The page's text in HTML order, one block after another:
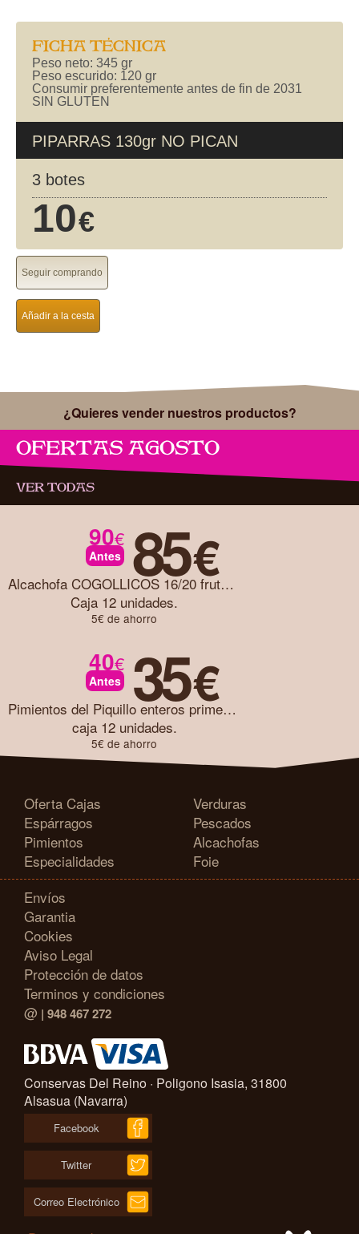
FICHA TÉCNICA
Peso neto: 345 gr
Peso escurido: 120 gr
Consumir preferentemente antes de fin de 2031
SIN GLUTEN
PIPARRAS 130gr NO PICAN
3 botes
10€
Seguir comprando
Añadir a la cesta
¿Quieres vender nuestros productos?
OFERTAS AGOSTO
VER TODAS
90€
Antes 85€ Alcachofa COGOLLICOS 16/20 frutos caja 12 unidades
Caja 12 unidades.
5€ de ahorro
40€
Antes 35€ Pimientos del Piquillo enteros primera caja 12 unidades
caja 12 unidades.
5€ de ahorro
Oferta Cajas
Espárragos
Pimientos
Especialidades
Verduras
Pescados
Alcachofas
Foie
Envíos
Garantia
Cookies
Aviso Legal
Protección de datos
Terminos y condiciones
@ | 948 467 272
Conservas Del Reino · Poligono Isasia, 31800
Alsasua (Navarra)
Facebook
Twitter
Correo Electrónico